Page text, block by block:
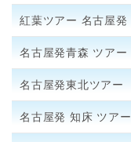
紅葉ツアー 名古屋発
名古屋発青森 ツアー
名古屋発東北ツアー
名古屋発 知床 ツアー